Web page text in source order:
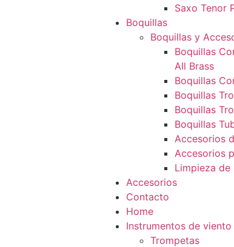
Saxo Tenor
Boquillas
Boquillas y
Boquillas
All Brass
Boquillas
Boquillas
Boquillas
Boquillas
Accesorios
Accesorios
Limpieza de
Accesorios
Contacto
Home
Instrumentos de viento
Trompetas